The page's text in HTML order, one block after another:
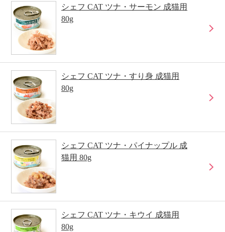
シェフ CAT ツナ・サーモン 成猫用
80g
シェフ CAT ツナ・すり身 成猫用
80g
シェフ CAT ツナ・パイナップル 成
猫用 80g
シェフ CAT ツナ・キウイ 成猫用
80g